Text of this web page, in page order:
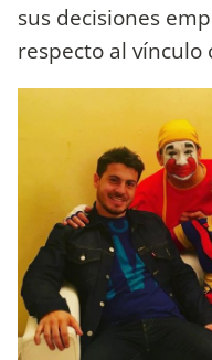
sus decisiones
respecto al vínculo